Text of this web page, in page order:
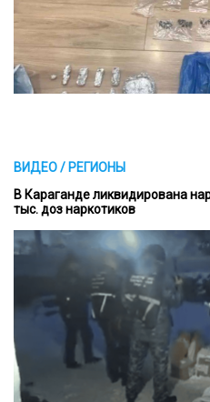
ВИДЕО / РЕГИОНЫ
В Караганде ликвидирована
тыс. доз наркотиков